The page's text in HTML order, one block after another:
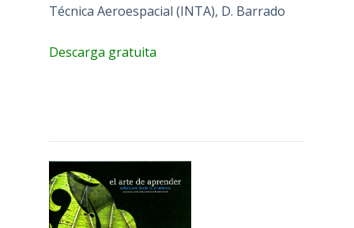
Técnica Aeroespacial (INTA), D. Barrado
Descarga gratuita